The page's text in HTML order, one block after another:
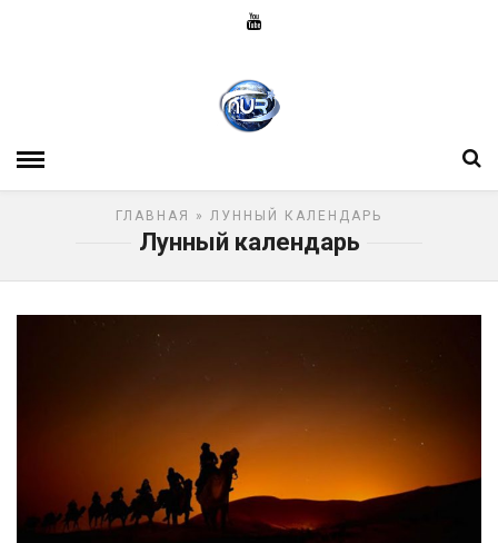
ГЛАВНАЯ » ЛУННЫЙ КАЛЕНДАРЬ
Лунный календарь